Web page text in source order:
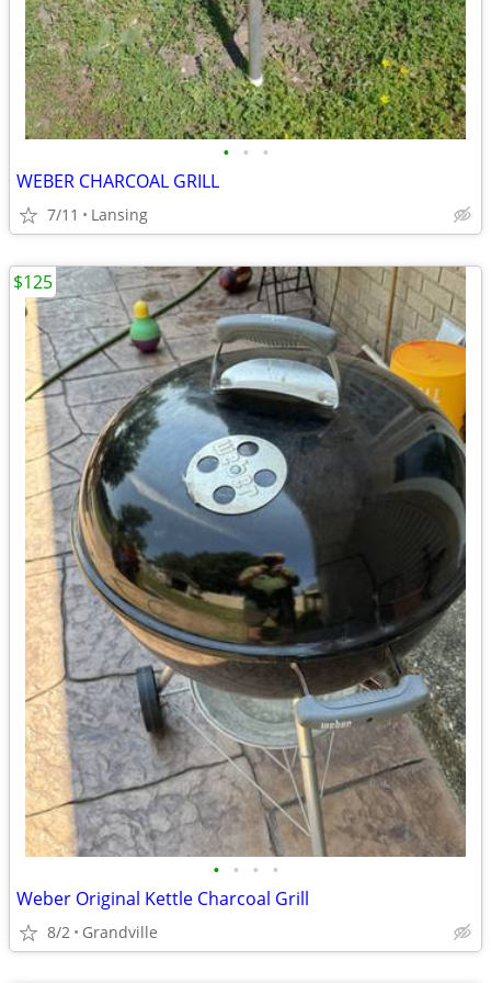
• • •
WEBER CHARCOAL GRILL
7/11 Lansing
• • • •
Weber Original Kettle Charcoal Grill
8/2 Grandville
$125